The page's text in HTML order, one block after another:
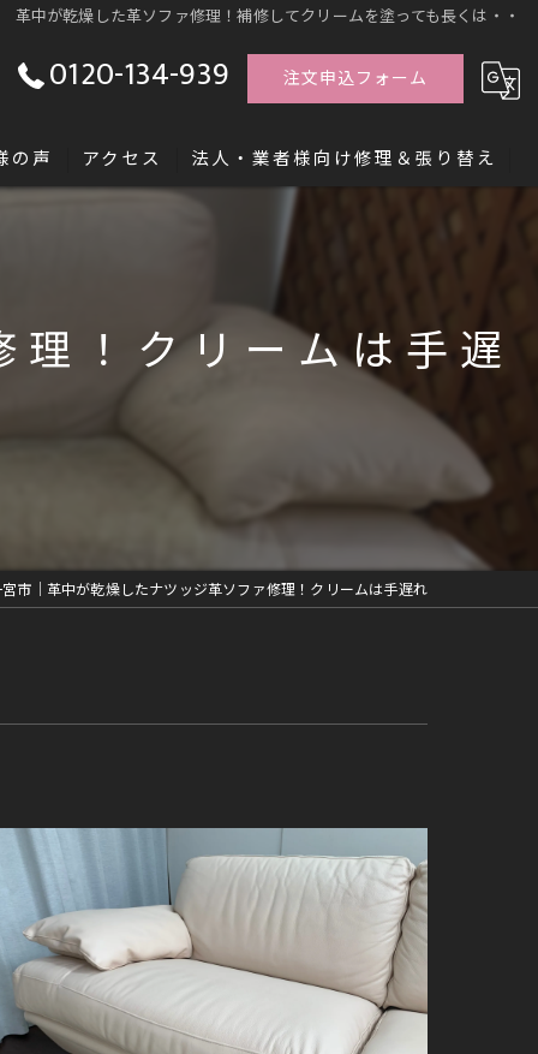
革中が乾燥した革ソファ修理！補修してクリームを塗っても長くは・・
0120-134-939 注文申込フォーム
「レシッズ職人独立塾」
の声 アクセス 法人・業者様向け修理＆張り替え
！クリームは手遅
市｜革中が乾燥したナツッジ革ソファ修理！クリームは手遅れ